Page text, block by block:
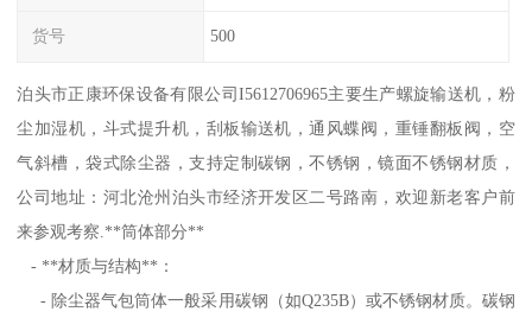
货号 500
泊头市正康环保设备有限公司I5612706965主要生产螺旋输送机，粉
尘加湿机，斗式提升机，刮板输送机，通风蝶阀，重锤翻板阀，空
气斜槽，袋式除尘器，支持定制碳钢，不锈钢，镜面不锈钢材质，
公司地址：河北沧州泊头市经济开发区二号路南，欢迎新老客户前
来参观考察.**筒体部分**
- **材质与结构**：
- 除尘器气包筒体一般采用碳钢（如Q235B）或不锈钢材质。碳钢